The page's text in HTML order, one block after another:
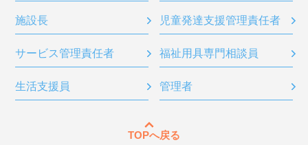
施設長 児童発達支援管理責任者
サービス管理責任者 福祉用具専門相談員
生活支援員 管理者
TOPへ戻る